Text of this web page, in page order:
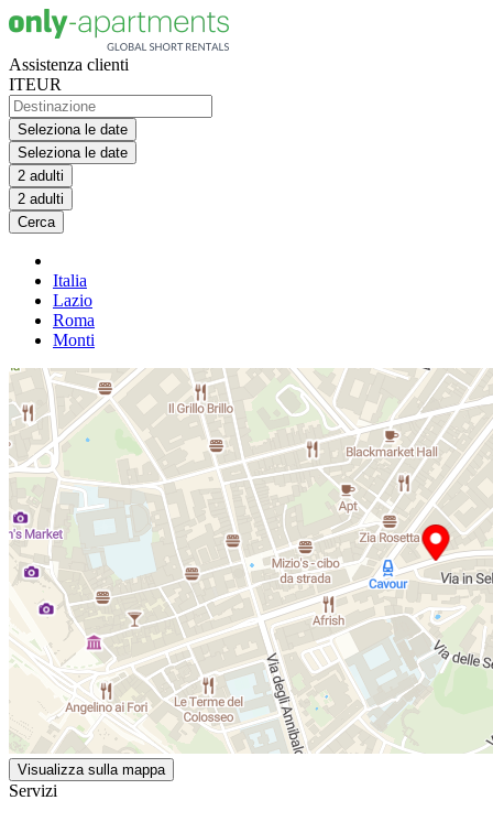
Assistenza clienti
ITEUR
Seleziona le date
Seleziona le date
2 adulti
2 adulti
Cerca
Italia
Lazio
Roma
Monti
Visualizza sulla mappa
Servizi